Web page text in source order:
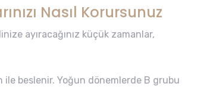
Nasıl Korursunuz
ayıracağınız küçük zamanlar,
ile beslenir. Yoğun dönemlerde B grubu